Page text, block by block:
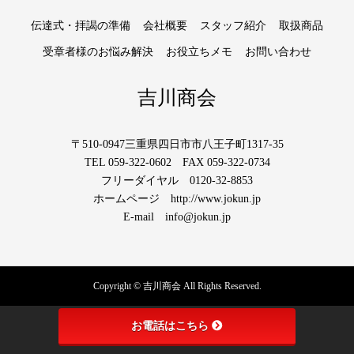
伝達式・拝謁の準備 会社概要 スタッフ紹介 取扱商品
受章者様のお悩み解決 お役立ちメモ お問い合わせ
吉川商会
〒510-0947三重県四日市市八王子町1317-35
TEL 059-322-0602 FAX 059-322-0734
フリーダイヤル 0120-32-8853
ホームページ http://www.jokun.jp
E-mail info@jokun.jp
Copyright © 吉川商会 All Rights Reserved.
お電話はこちら